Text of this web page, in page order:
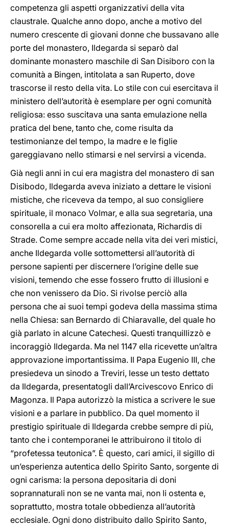
competenza gli aspetti organizzativi della vita
claustrale. Qualche anno dopo, anche a motivo del
numero crescente di giovani donne che bussavano alle
porte del monastero, Ildegarda si separò dal
dominante monastero maschile di San Disiboro con la
comunità a Bingen, intitolata a san Ruperto, dove
trascorse il resto della vita. Lo stile con cui esercitava il
ministero dell’autorità è esemplare per ogni comunità
religiosa: esso suscitava una santa emulazione nella
pratica del bene, tanto che, come risulta da
testimonianze del tempo, la madre e le figlie
gareggiavano nello stimarsi e nel servirsi a vicenda.
Già negli anni in cui era magistra del monastero di san
Disibodo, Ildegarda aveva iniziato a dettare le visioni
mistiche, che riceveva da tempo, al suo consigliere
spirituale, il monaco Volmar, e alla sua segretaria, una
consorella a cui era molto affezionata, Richardis di
Strade. Come sempre accade nella vita dei veri mistici,
anche Ildegarda volle sottomettersi all’autorità di
persone sapienti per discernere l’origine delle sue
visioni, temendo che esse fossero frutto di illusioni e
che non venissero da Dio. Si rivolse perciò alla
persona che ai suoi tempi godeva della massima stima
nella Chiesa: san Bernardo di Chiaravalle, del quale ho
già parlato in alcune Catechesi. Questi tranquillizzò e
incoraggiò Ildegarda. Ma nel 1147 ella ricevette un’altra
approvazione importantissima. Il Papa Eugenio III, che
presiedeva un sinodo a Treviri, lesse un testo dettato
da Ildegarda, presentatogli dall’Arcivescovo Enrico di
Magonza. Il Papa autorizzò la mistica a scrivere le sue
visioni e a parlare in pubblico. Da quel momento il
prestigio spirituale di Ildegarda crebbe sempre di più,
tanto che i contemporanei le attribuirono il titolo di
“profetessa teutonica”. È questo, cari amici, il sigillo di
un’esperienza autentica dello Spirito Santo, sorgente di
ogni carisma: la persona depositaria di doni
soprannaturali non se ne vanta mai, non li ostenta e,
soprattutto, mostra totale obbedienza all’autorità
ecclesiale. Ogni dono distribuito dallo Spirito Santo,